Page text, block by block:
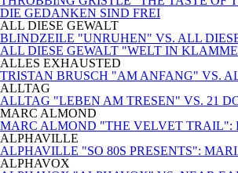
DIE GEDANKEN SIND FREI
ALL DIESE GEWALT
BLINDZEILE "UNRUHEN" VS. ALL
ALL DIESE GEWALT "WELT IN
ALLES EXHAUSTED
TRISTAN BRUSCH "AM ANFANG" VS.
ALLTAG
ALLTAG "LEBEN AM TRESEN" VS. 21
MARC ALMOND
MARC ALMOND "THE VELVET TRAIL":
ALPHAVILLE
ALPHAVILLE "SO 80S PRESENTS":
ALPHAVOX